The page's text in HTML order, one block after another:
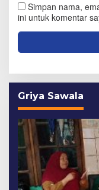
Simpan nama,
ini untuk komentar
Griya Sawala